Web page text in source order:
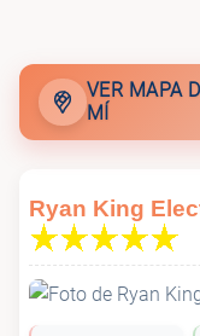
💡 Mr. Electric
VER MAPA
MÍ
Ryan King